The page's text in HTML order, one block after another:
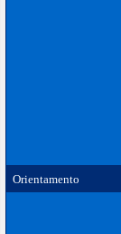
Orientamento